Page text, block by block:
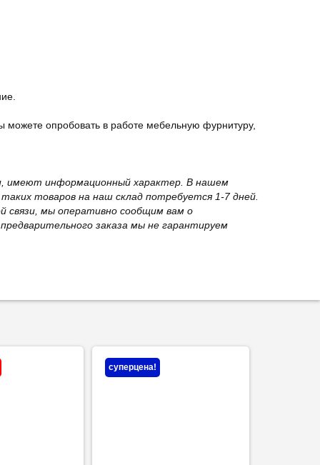
опробовать в работе мебельную фурнитуру,
имеют информационный характер. В нашем
товаров на наш склад потребуется 1-7 дней.
связи, мы оперативно сообщим вам о
заказа мы не гарантируем
суперцена!